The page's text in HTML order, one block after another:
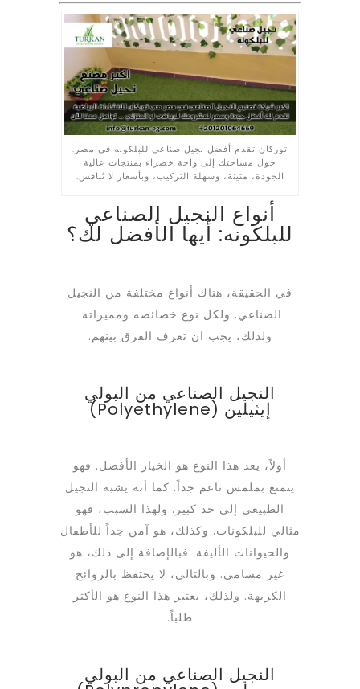
توركان تقدم أفضل نجيل صناعي للبلكونه في مصر.
حول مساحتك إلى واحة خضراء بمنتجات عالية
الجودة، متينة، وسهلة التركيب، وبأسعار لا تُنافس.
أنواع النجيل الصناعي
للبلكونه: أيها الأفضل لك؟
في الحقيقة، هناك أنواع مختلفة من النجيل
الصناعي. ولكل نوع خصائصه ومميزاته.
ولذلك، يجب ان تعرف الفرق بينهم.
النجيل الصناعي من البولي
إيثيلين (Polyethylene)
أولاً، يعد هذا النوع هو الخيار الأفضل. فهو
يتمتع بملمس ناعم جداً. كما أنه يشبه النجيل
الطبيعي إلى حد كبير. ولهذا السبب، فهو
مثالي للبلكونات. وكذلك، هو آمن جداً للأطفال
والحيوانات الأليفة. فبالإضافة إلى ذلك، هو
غير مسامي. وبالتالي، لا يحتفظ بالروائح
الكريهة. ولذلك، يعتبر هذا النوع هو الأكثر
طلباً.
النجيل الصناعي من البولي